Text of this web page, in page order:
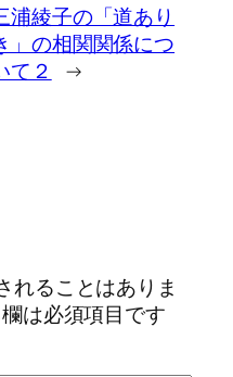
浦綾子の「道あり
」の相関関係につ
て２
→
れることはありま
は必須項目です